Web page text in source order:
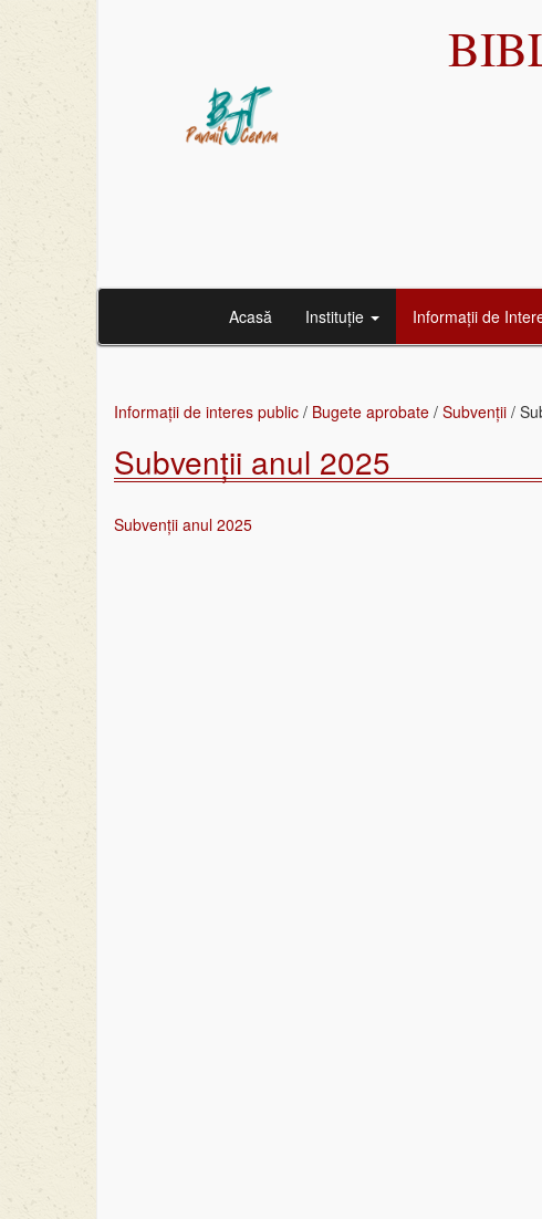
Acasă Instituție Informații de
Informații de interes public / Bugete aprobate / Subvenții /
Subvenții anul 2025
Subvenții anul 2025